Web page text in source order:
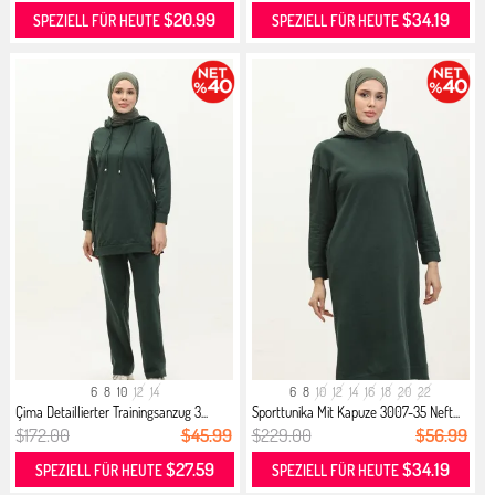
SPEZIELL FÜR HEUTE$20.99 SPEZIELL FÜR HEUTE$34.19
6 8 10 12 14
Çima Detaillierter Trainingsanzug 3...
$172.00 $45.99
SPEZIELL FÜR HEUTE$27.59
6 8 10 12 14 16 18 20 22
Sporttunika Mit Kapuze 3007-35 Neft...
$229.00 $56.99
SPEZIELL FÜR HEUTE$34.19